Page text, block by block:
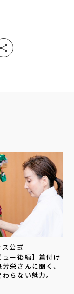
Share
ス公式
ュー後編】着付け
栄さんに聞く、
らない魅力。